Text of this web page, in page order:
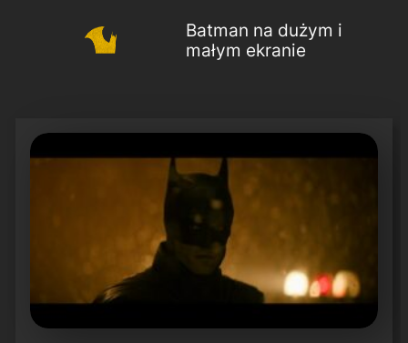
Batman na dużym i
małym ekranie